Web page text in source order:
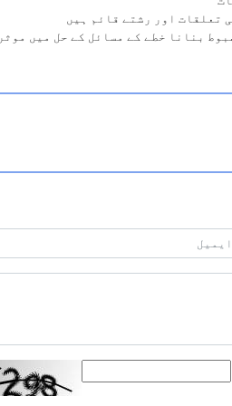
تعلقات اور رشتے قائم ہیں
بنانا خطے کے مسائل کے حل میں موثر